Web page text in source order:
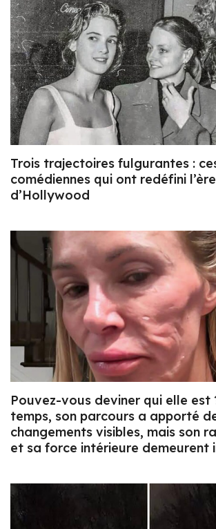
Trois trajectoires fulgurantes :
comédiennes qui ont redéfini
d’Hollywood
Pouvez-vous deviner qui elle est
temps, son parcours a apporté
changements visibles, mais son
et sa force intérieure demeurent